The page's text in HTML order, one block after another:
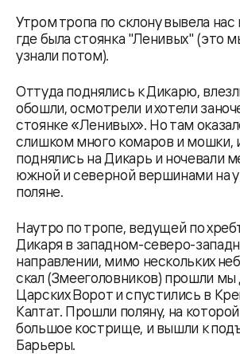
Утром тропа по склону вывела нас
где была стоянка "Ленивых" (это
узнали потом).
Оттуда поднялись к Дикарю,
обошли, осмотрели и хотели
стоянке «Ленивых». Но там
слишком много комаров и мошки,
поднялись на Дикарь и ночевали
южной и северной вершинами на
поляне.
Наутро по тропе, ведущей по
Дикаря в западном-северо-
направлении, мимо нескольких
скал (Змееголовников) прошли мы
Царских Ворот и спустились в
Калтат. Прошли поляну, на
большое кострище, и вышли к
Барьеры.